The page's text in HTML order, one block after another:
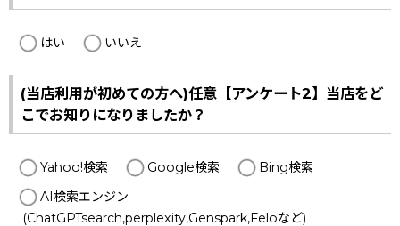
はい いいえ
(当店利用が初めての方へ)任意【アンケート2】当店をど
こでお知りになりましたか？
Yahoo!検索 Google検索
Bing検索
AI検索エンジン
(ChatGPTsearch,perplexity,Genspark,Feloなど)